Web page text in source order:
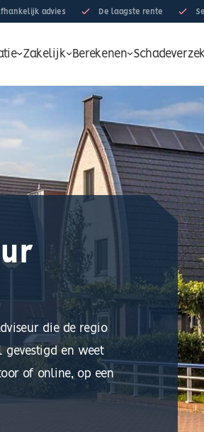
advies De laagste rente
Zakelijk Berekenen
die de regio
gevestigd en weet
of online, op een